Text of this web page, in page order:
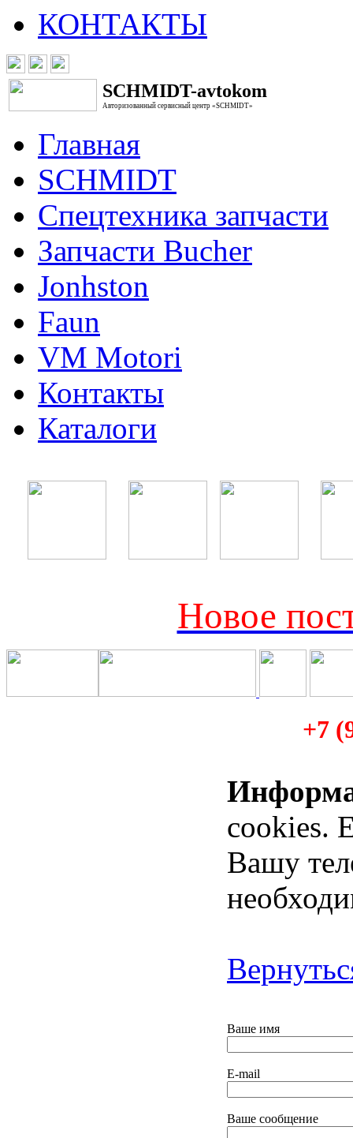
КОНТАКТЫ
SCHMIDT-avtokom
Авторизованный сервисный центр «SCHMIDT»
Главная
SCHMIDT
Спецтехника запчасти
Запчасти Bucher
Jonhston
Faun
VM Motori
Контакты
Каталоги
Новое
+7
cookies.
Вашу
Ваше имя
E-mail
Ваше сообщение